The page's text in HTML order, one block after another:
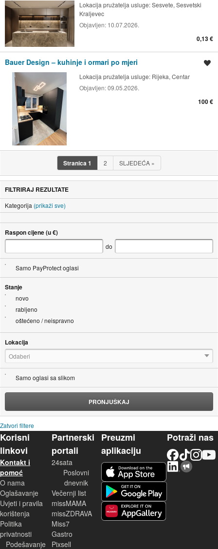
Lokacija pružatelja usluge:Sesvete, Sesvetski
Kraljevec
Objavljen: 10.07.2026.
0,13 €
Bauer Design – kuhinje i ormari po mjeri
Lokacija pružatelja usluge: Rijeka, Centar
Objavljen:09.05.2026.
100 €
Stranica1 2 SLJEDEĆA »
FILTRIRAJ REZULTATE
Kategorija (prikaži sve)
Raspon cijene (u €)
do
Samo PayProtect oglasi
Stanje
novo
rabljeno
oštećeno / neispravno
Lokacija
Odaberi
Samo oglasi sa slikom
PRONJUŠKAJ
Zatvori filtere
Korisni
linkovi
Kontakt i
pomoć
O nama
Oglašavanje
Uvjeti i pravila
korištenja
Politika
privatnosti
Podešavanje
Partnerski
portali
24sata
Poslovni
dnevnik
Večernji list
missMAMA
missZDRAVA
Miss7
Gastro
Pixsell
Preuzmi
aplikaciju
Potraži nas